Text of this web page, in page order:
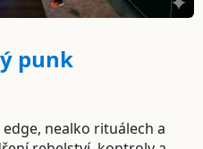
punk
nealko rituálech a